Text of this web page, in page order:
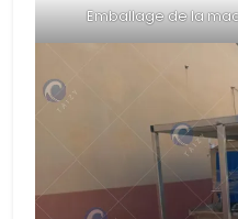
Emballage de la